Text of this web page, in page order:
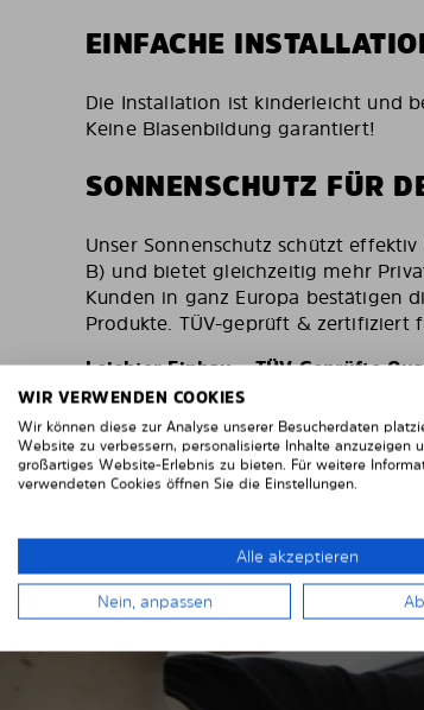
EINFACHE
Die Installation ist kinderleicht und
Keine Blasenbildung garantiert!
SONNENSCHUTZ FÜR
Unser Sonnenschutz schützt
B) und bietet gleichzeitig mehr
Kunden in ganz Europa bestätigen
Produkte. TÜV-geprüft & zertifiziert
Leichter Einbau – TÜV-Geprüfte
Solarplexius
WIR VERWENDEN COOKIES
Wir können diese zur Analyse unserer Besucherdaten
Website zu verbessern, personalisierte Inhalte anzuzeigen
großartiges Website-Erlebnis zu bieten. Für weitere
verwendeten Cookies öffnen Sie die Einstellungen.
Alle akzeptieren
Nein, anpassen